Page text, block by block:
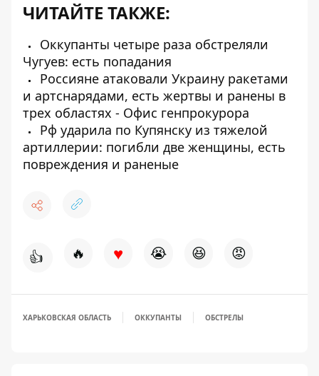
ЧИТАЙТЕ ТАКЖЕ:
Оккупанты четыре раза обстреляли
Чугуев: есть попадания
Россияне атаковали Украину ракетами
и артcнарядами, есть жертвы и ранены в
трех областях - Офис генпрокурора
Рф ударила по Купянску из тяжелой
артиллерии: погибли две женщины, есть
повреждения и раненые
👍 🔥 ♥ 😭 😆 😡
ХАРЬКОВСКАЯ ОБЛАСТЬ ОККУПАНТЫ ОБСТРЕЛЫ